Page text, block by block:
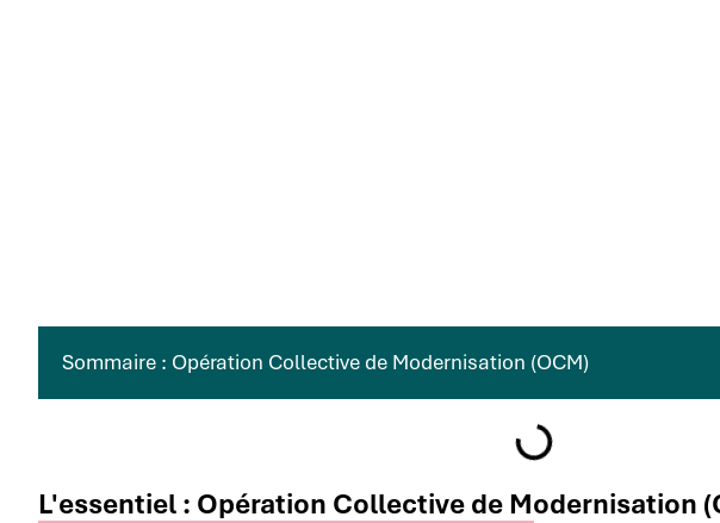
Sommaire : Opération Collective de Modernisation (OCM)
L'essentiel : Opération Collective de Modernisation